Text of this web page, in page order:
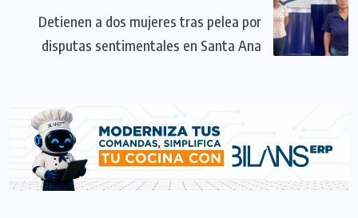
Detienen a dos mujeres tras pelea por
disputas sentimentales en Santa Ana